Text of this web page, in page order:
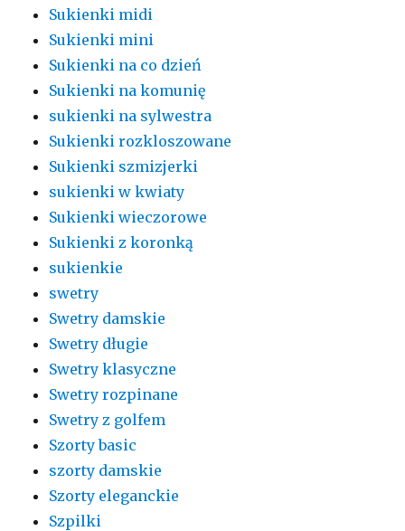
Sukienki midi
Sukienki mini
Sukienki na co dzień
Sukienki na komunię
sukienki na sylwestra
Sukienki rozkloszowane
Sukienki szmizjerki
sukienki w kwiaty
Sukienki wieczorowe
Sukienki z koronką
sukienkie
swetry
Swetry damskie
Swetry długie
Swetry klasyczne
Swetry rozpinane
Swetry z golfem
Szorty basic
szorty damskie
Szorty eleganckie
Szpilki